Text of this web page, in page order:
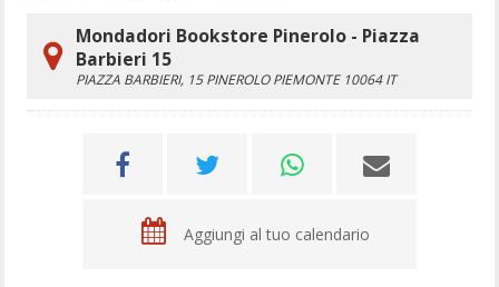
Mondadori Bookstore Pinerolo - Piazza
Barbieri 15
PIAZZA BARBIERI, 15PINEROLO PIEMONTE 10064 IT
Aggiungi al tuo calendario